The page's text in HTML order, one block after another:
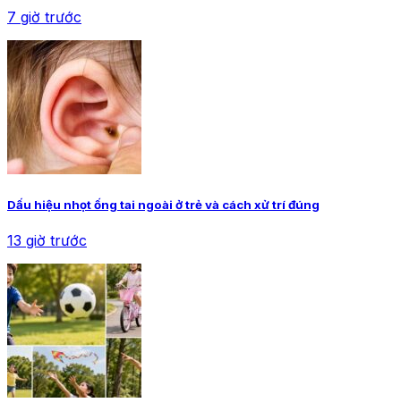
7 giờ trước
Dấu hiệu nhọt ống tai ngoài ở trẻ và cách xử trí đúng
13 giờ trước